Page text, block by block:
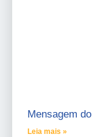
Mensagem
Leia mais »